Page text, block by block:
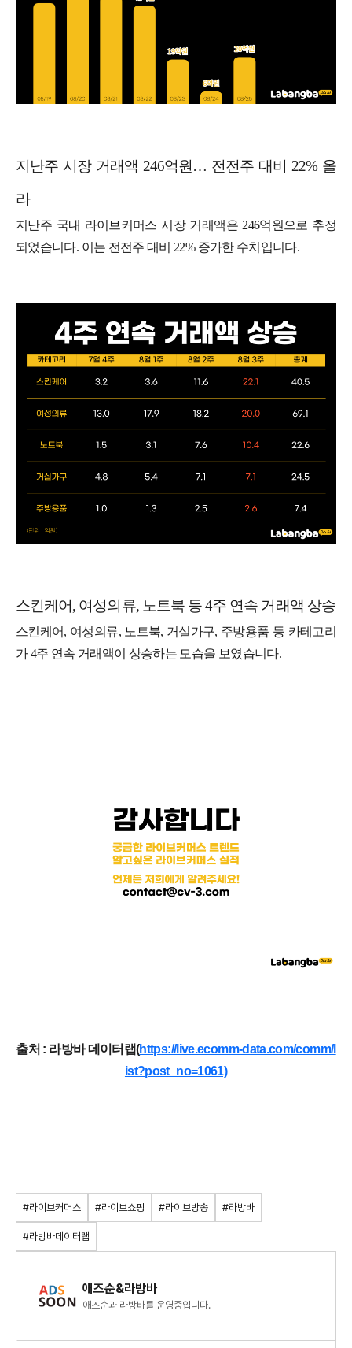
지난주 시장 거래액 246억원… 전전주 대비 22% 올
라
지난주 국내 라이브커머스 시장 거래액은 246억원으로 추정
되었습니다. 이는 전전주 대비 22% 증가한 수치입니다.
스킨케어, 여성의류, 노트북 등 4주 연속 거래액 상승
스킨케어, 여성의류, 노트북, 거실가구, 주방용품 등 카테고리
가 4주 연속 거래액이 상승하는 모습을 보였습니다.
출처 : 라방바 데이터랩(https://live.ecomm-data.com/comm/l
ist?post_no=1061)
#라이브커머스 #라이브쇼핑 #라이브방송 #라방바
#라방바데이터랩
애즈순&라방바
애즈순과 라방바를 운영중입니다.